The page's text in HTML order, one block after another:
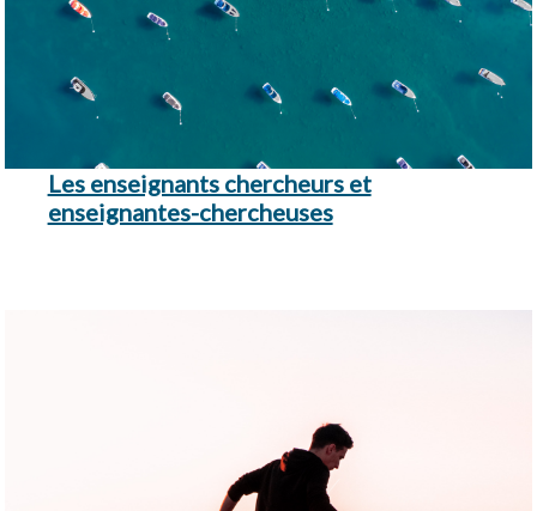
Les enseignants chercheurs et
enseignantes-chercheuses